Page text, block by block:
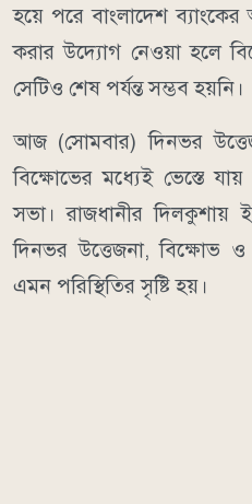
হয়ে পরে বাংলাদেশ
করার উদ্যোগ নেওয়া হলে
সেটিও শেষ পর্যন্ত সম্ভব হয়নি।
আজ (সোমবার) দিনভর
বিক্ষোভের মধ্যেই ভেস্তে যায়
সভা। রাজধানীর দিলকুশায়
দিনভর উত্তেজনা, বিক্ষোভ ও
এমন পরিস্থিতির সৃষ্টি হয়।